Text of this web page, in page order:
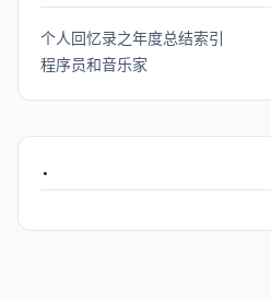
个人回忆录之年度总结索引
程序员和音乐家
.